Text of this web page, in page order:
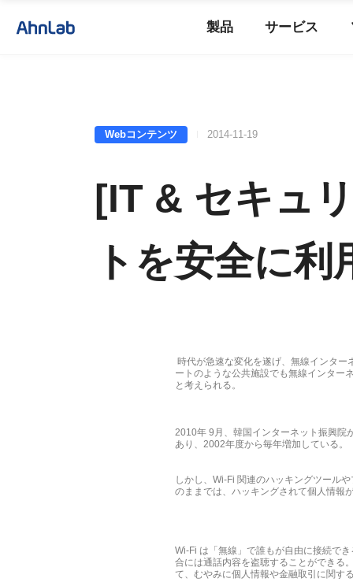
製品 サービス
Webコンテンツ 2014-11-19
[IT & セキュ
トを安全に
時代が急速な変化を遂げ、無線インタ
ートのような公共施設でも無線インター
と考えられる。
2010年 9月、韓国インターネット振興院
あり、2002年度から毎年増加している。
しかし、Wi-Fi 関連のハッキングツール
のままでは、ハッキングされて個人情報
Wi-Fi は「無線」で誰もが自由に接続で
合には通話内容を盗聴することができる
て、むやみに個人情報や金融取引に関す